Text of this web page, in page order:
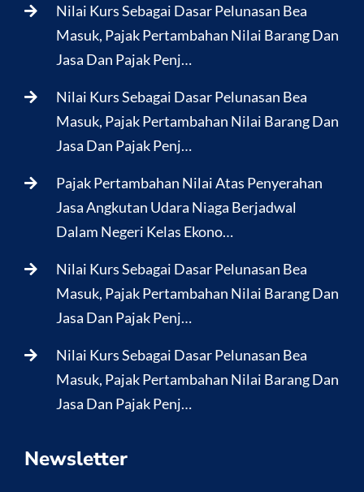
Nilai Kurs Sebagai Dasar Pelunasan Bea
Masuk, Pajak Pertambahan Nilai Barang Dan
Jasa Dan Pajak Penj…
Nilai Kurs Sebagai Dasar Pelunasan Bea
Masuk, Pajak Pertambahan Nilai Barang Dan
Jasa Dan Pajak Penj…
Pajak Pertambahan Nilai Atas Penyerahan
Jasa Angkutan Udara Niaga Berjadwal
Dalam Negeri Kelas Ekono…
Nilai Kurs Sebagai Dasar Pelunasan Bea
Masuk, Pajak Pertambahan Nilai Barang Dan
Jasa Dan Pajak Penj…
Nilai Kurs Sebagai Dasar Pelunasan Bea
Masuk, Pajak Pertambahan Nilai Barang Dan
Jasa Dan Pajak Penj…
Newsletter